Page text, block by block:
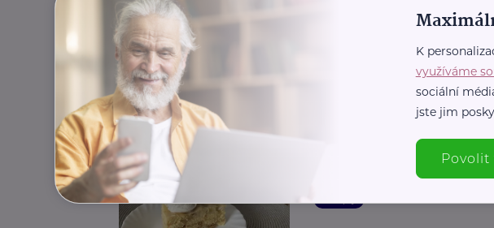
Melounový sorbet
Nepečený jablečný
K
využíváme
sociální
jste jim
Povolit